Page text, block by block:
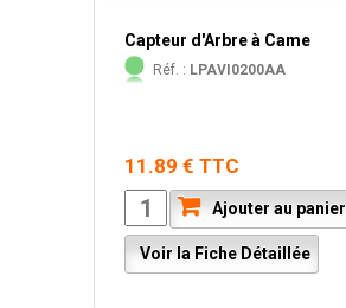
Capteur d'Arbre à Came
Réf. : LPAVI0200AA
11.89 € TTC
Ajouter au panier
Voir la Fiche Détaillée